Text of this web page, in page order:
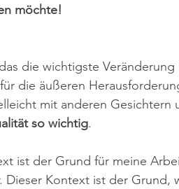
möchte!
die wichtigste
die äußeren
mit anderen Gesichtern
so wichtig.
ist der Grund für meine
Dieser Kontext ist der Grund,